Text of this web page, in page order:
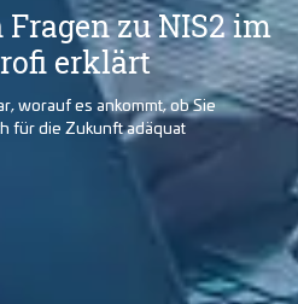
zu NIS2 im
erklärt
worauf es ankommt, ob Sie
für die Zukunft adäquat